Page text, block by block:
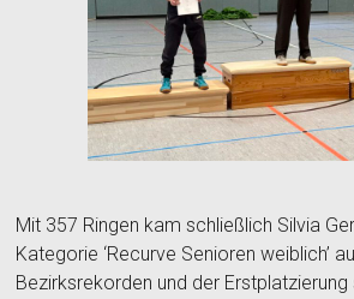
Mit 357 Ringen kam schließlich Silvia
Kategorie ‘Recurve Senioren weiblich’
Bezirksrekorden und der